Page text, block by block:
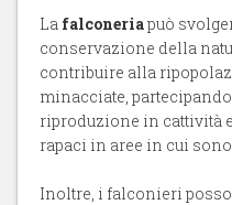
La falconeriapuò
conservazione della
contribuire alla
minacciate,
riproduzione in cattività
rapaci in aree in cui
Inoltre, i falconieri